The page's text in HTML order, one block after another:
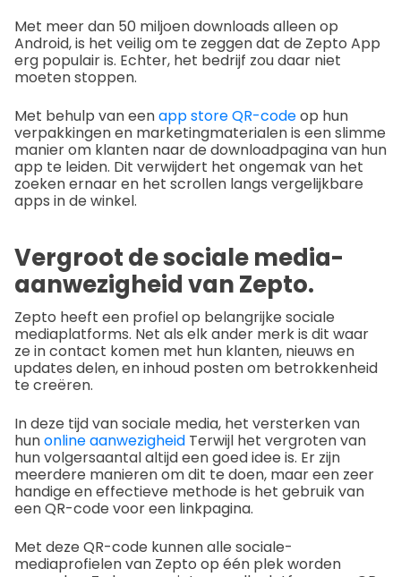
Met meer dan 50 miljoen downloads alleen op
Android, is het veilig om te zeggen dat de Zepto App
erg populair is. Echter, het bedrijf zou daar niet
moeten stoppen.
Met behulp van eenapp store QR-codeop hun
verpakkingen en marketingmaterialen is een slimme
manier om klanten naar de downloadpagina van hun
app te leiden. Dit verwijdert het ongemak van het
zoeken ernaar en het scrollen langs vergelijkbare
apps in de winkel.
Vergroot de sociale media-
aanwezigheid van Zepto.
Zepto heeft een profiel op belangrijke sociale
mediaplatforms. Net als elk ander merk is dit waar
ze in contact komen met hun klanten, nieuws en
updates delen, en inhoud posten om betrokkenheid
te creëren.
In deze tijd van sociale media, het versterken van
hunonline aanwezigheid Terwijl het vergroten van
hun volgersaantal altijd een goed idee is. Er zijn
meerdere manieren om dit te doen, maar een zeer
handige en effectieve methode is het gebruik van
een QR-code voor een linkpagina.
Met deze QR-code kunnen alle sociale-
mediaprofielen van Zepto op één plek worden